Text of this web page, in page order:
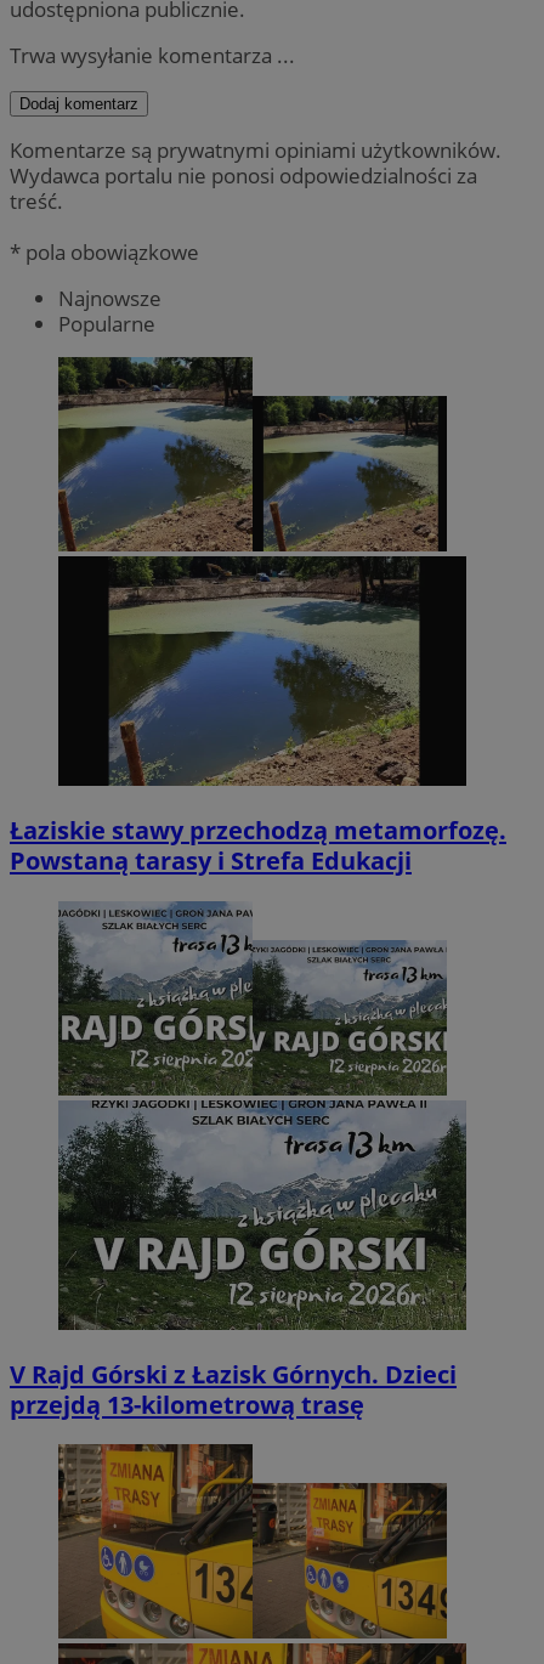
udostępniona publicznie.
Trwa wysyłanie komentarza ...
Dodaj komentarz
Komentarze są prywatnymi opiniami użytkowników.
Wydawca portalu nie ponosi odpowiedzialności za
treść.
* pola obowiązkowe
Najnowsze
Popularne
Łaziskie stawy przechodzą metamorfozę.
Powstaną tarasy i Strefa Edukacji
V Rajd Górski z Łazisk Górnych. Dzieci
przejdą 13-kilometrową trasę